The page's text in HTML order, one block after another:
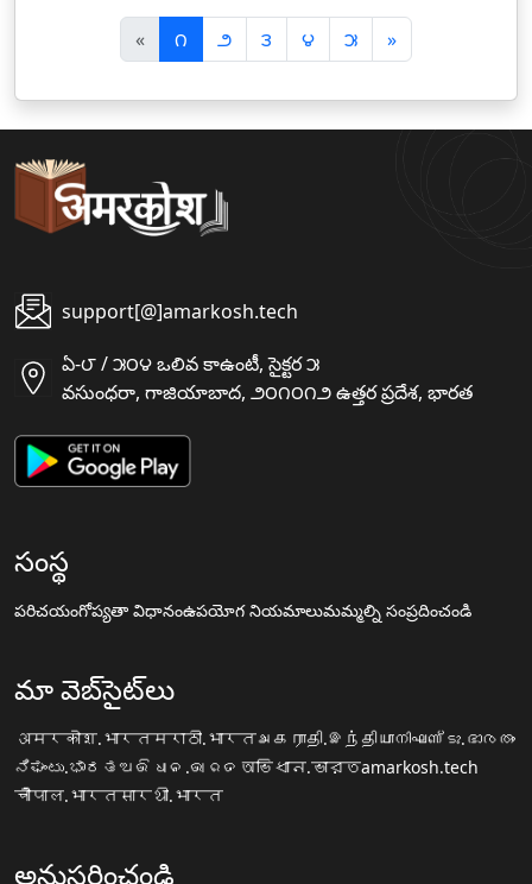
«पि
छ
ला
౧ ౨ ౩ ౪ ౫ »अ
ग
ला
support[@]amarkosh.tech
ఏ-౮ / ౫౦౪ ఒలివ కాఉంటీ, సైక్టర ౫
వసుంధరా, గాజియాబాద, ౨౦౧౦౧౨ ఉత్తర ప్రదేశ, భారత
సంస్థ
పరిచయంగోప్యతా విధానంఉపయోగ నియమాలుమమ్మల్ని సంప్రదించండి
మా వెబ్‌సైట్‌లు
अमरकोश.भारतमराठी.भारतஅகராதி.இந்தியாനിഘണ്ടു.ഭാരതം
ನಿಘಂಟು.ಭಾರತ ଅଭିଧାନ.ଭାରତ অভিধান.ভারতamarkosh.tech
चौपाल.भारतसारथी.भारत
అనుసరించండి